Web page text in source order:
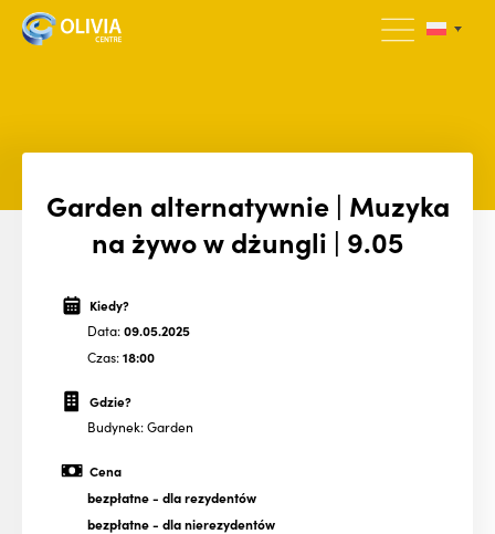
Garden alternatywnie | Muzyka
na żywo w dżungli | 9.05
Kiedy?
Data:09.05.2025
Czas:18:00
Gdzie?
Budynek: Garden
Cena
bezpłatne- dla rezydentów
bezpłatne- dla nierezydentów